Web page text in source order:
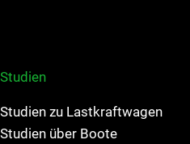
Studien
Studien zu Lastkraftwagen
Studien über Boote